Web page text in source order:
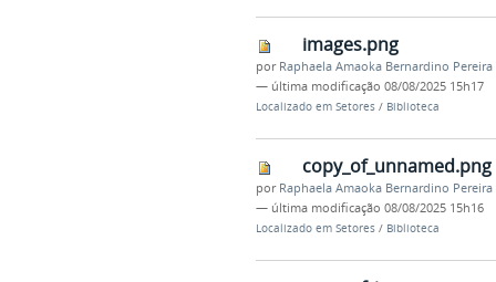
images.png
por Raphaela Amaoka Bernardino Pereira
— última modificação 08/08/2025 15h17
Localizado em Setores / Biblioteca
copy_of_unnamed.png
por Raphaela Amaoka Bernardino Pereira
— última modificação 08/08/2025 15h16
Localizado em Setores / Biblioteca